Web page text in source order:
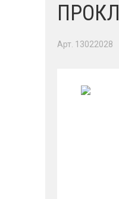
Арт. 13022028